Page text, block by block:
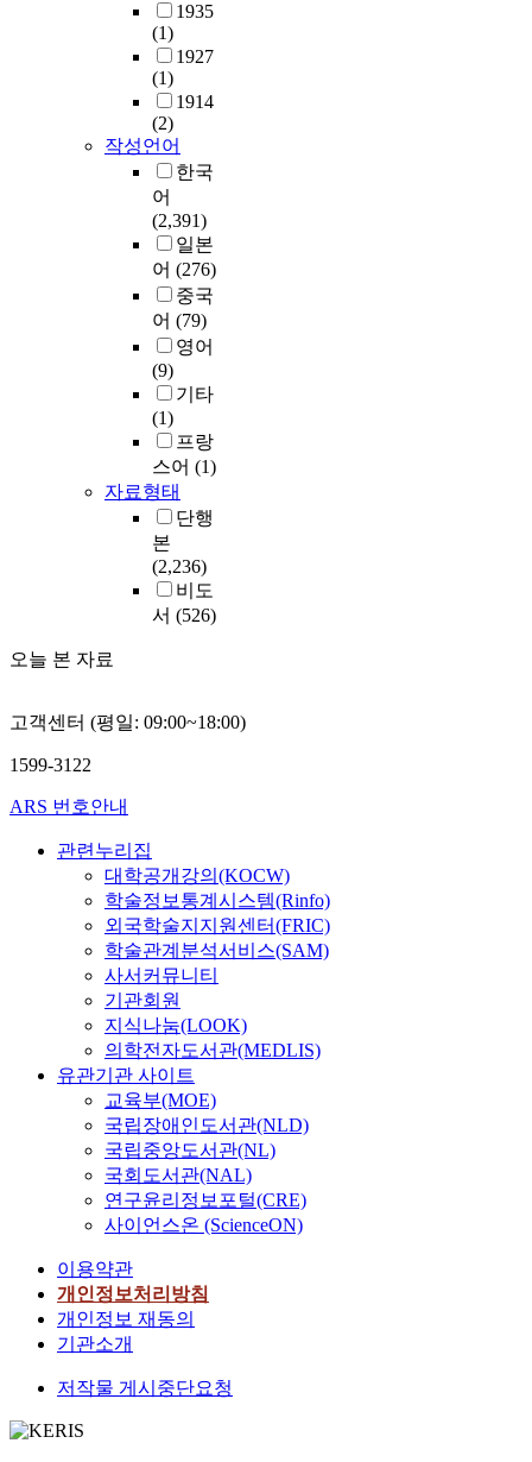
1935
(1)
1927
(1)
1914
(2)
작성언어
한국
어
(2,391)
일본
어 (276)
중국
어 (79)
영어
(9)
기타
(1)
프랑
스어 (1)
자료형태
단행
본
(2,236)
비도
서 (526)
오늘 본 자료
고객센터 (평일: 09:00~18:00)
1599-3122
ARS 번호안내
관련누리집
대학공개강의(KOCW)
학술정보통계시스템(Rinfo)
외국학술지지원센터(FRIC)
학술관계분석서비스(SAM)
사서커뮤니티
기관회원
지식나눔(LOOK)
의학전자도서관(MEDLIS)
유관기관 사이트
교육부(MOE)
국립장애인도서관(NLD)
국립중앙도서관(NL)
국회도서관(NAL)
연구윤리정보포털(CRE)
사이언스온 (ScienceON)
이용약관
개인정보처리방침
개인정보 재동의
기관소개
저작물 게시중단요청